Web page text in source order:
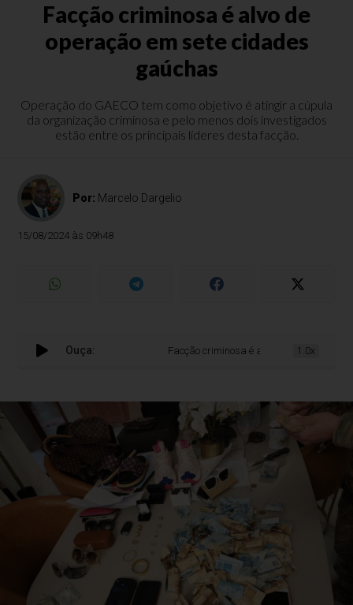
Facção criminosa é alvo de
operação em sete cidades
gaúchas
Operação do GAECO tem como objetivo é atingir a cúpula
da organização criminosa e pelo menos dois investigados
estão entre os principais líderes desta facção.
Por: Marcelo Dargelio
15/08/2024 às 09h48
Ouça: Facção criminosa é alvo de operação em
1.0x